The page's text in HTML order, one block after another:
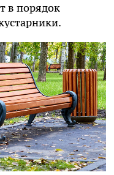
в порядок